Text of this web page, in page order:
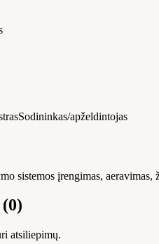
Sodininkas/apželdintojas
sistemos įrengimas, aeravimas,
atsiliepimų.